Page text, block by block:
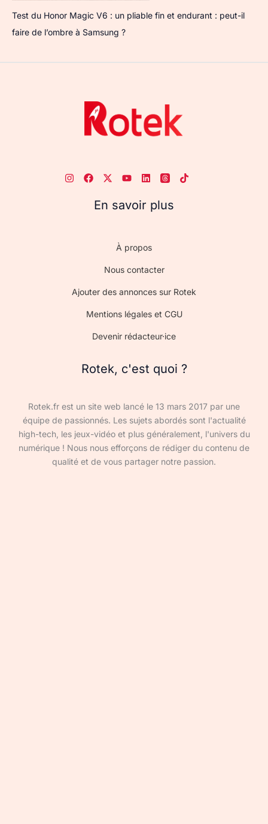
Test du Honor Magic V6 : un pliable fin et endurant : peut-il
faire de l’ombre à Samsung ?
En savoir plus
À propos
Nous contacter
Ajouter des annonces sur Rotek
Mentions légales et CGU
Devenir rédacteur·ice
Rotek, c'est quoi ?
Rotek.fr est un site web lancé le 13 mars 2017 par une
équipe de passionnés. Les sujets abordés sont l'actualité
high-tech, les jeux-vidéo et plus généralement, l'univers du
numérique ! Nous nous efforçons de rédiger du contenu de
qualité et de vous partager notre passion.